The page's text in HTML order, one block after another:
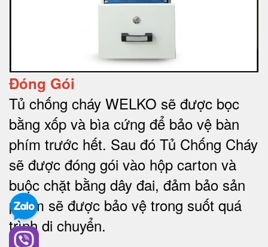
Đóng Gói
Tủ chống cháy WELKO sẽ được bọc
bằng xốp và bìa cứng để bảo vệ bàn
phím trước hết. Sau đó Tủ Chống Cháy
sẽ được đóng gói vào hộp carton và
buộc chặt bằng dây đai, đảm bảo sản
phẩm sẽ được bảo vệ trong suốt quá
trình di chuyển.